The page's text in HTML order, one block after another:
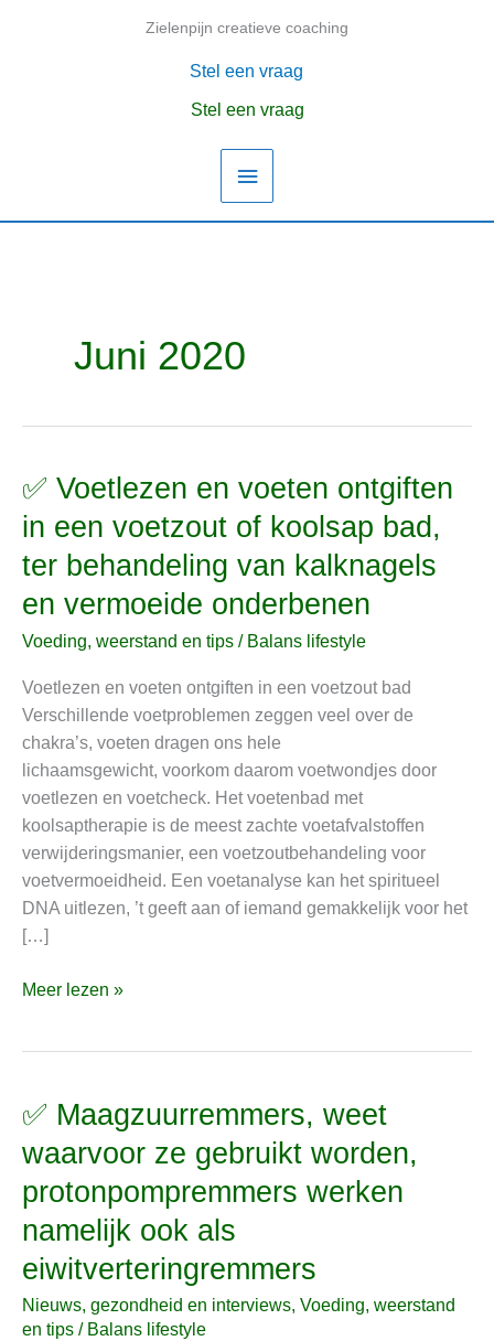
Zielenpijn creatieve coaching
Hoofdmenu
Stel een vraag
Stel een vraag
Juni 2020
✅ Voetlezen en voeten ontgiften
in een voetzout of koolsap bad,
ter behandeling van kalknagels
en vermoeide onderbenen
Voeding, weerstand en tips / Balans lifestyle
Voetlezen en voeten ontgiften in een voetzout bad
Verschillende voetproblemen zeggen veel over de
chakra’s, voeten dragen ons hele
lichaamsgewicht, voorkom daarom voetwondjes door
voetlezen en voetcheck. Het voetenbad met
koolsaptherapie is de meest zachte voetafvalstoffen
verwijderingsmanier, een voetzoutbehandeling voor
voetvermoeidheid. Een voetanalyse kan het spiritueel
DNA uitlezen, ’t geeft aan of iemand gemakkelijk voor het
[…]
✅
en
voeten
in
een
kalknagels
onderbenen
Meer lezen »
✅ Maagzuurremmers, weet
waarvoor ze gebruikt worden,
protonpompremmers werken
namelijk ook als
eiwitverteringremmers
Nieuws, gezondheid en interviews, Voeding, weerstand
en tips / Balans lifestyle
✅
Maagzuurremmers,
weet
waarvoor
gebruikt
worden,
protonpompremmers
werken